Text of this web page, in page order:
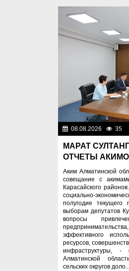
08.08.2026 35
МАРАТ
ОТЧЕТЫ
Аким Алматинской
совещание с
Карасайского
социально-
полугодие
выборам депутатов
вопросы
эффективного
ресурсов,
инфраструктуры, -
Алматинской
сельских округов